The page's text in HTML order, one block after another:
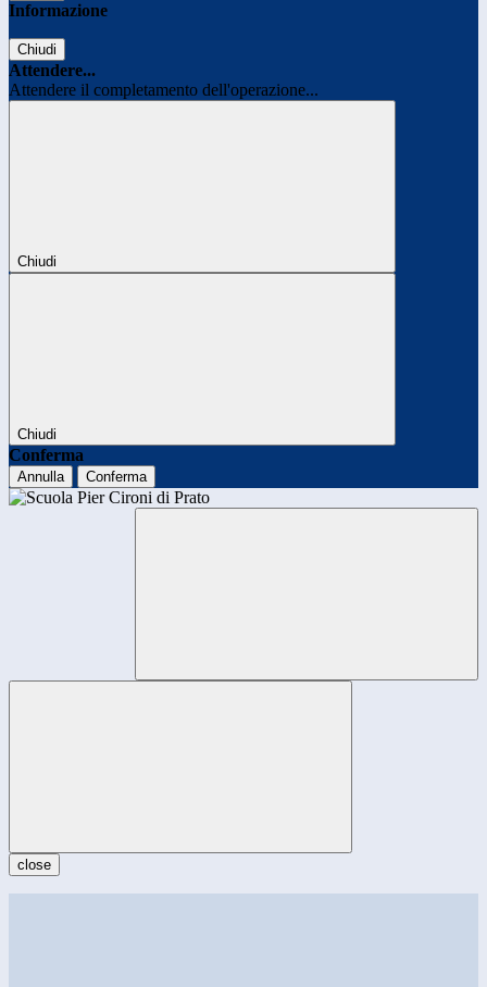
Informazione
Chiudi
Attendere...
Attendere il completamento dell'operazione...
Chiudi
Chiudi
Conferma
Annulla Conferma
close